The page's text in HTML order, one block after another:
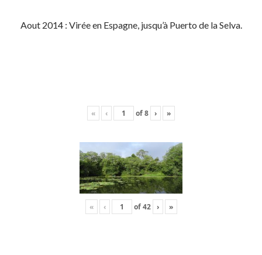
Aout 2014 : Virée en Espagne, jusqu’à Puerto de la Selva.
« ‹ of8 › »
« ‹ of42 › »